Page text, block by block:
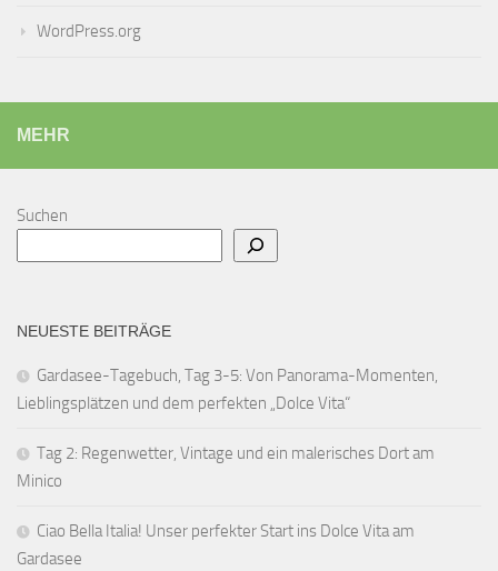
WordPress.org
MEHR
Suchen
NEUESTE BEITRÄGE
Gardasee-Tagebuch, Tag 3-5: Von Panorama-Momenten,
Lieblingsplätzen und dem perfekten „Dolce Vita“
Tag 2: Regenwetter, Vintage und ein malerisches Dort am
Minico
Ciao Bella Italia! Unser perfekter Start ins Dolce Vita am
Gardasee